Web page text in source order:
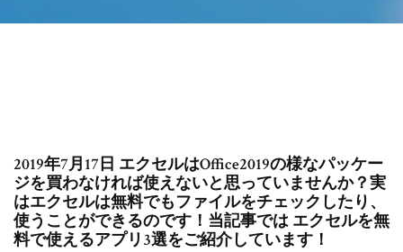
2019年7月17日 エクセルはOffice2019の様なパッケー
ジを買わなければ使えないと思っていませんか？実
はエクセルは無料でもファイルをチェックしたり、
使うことができるのです！当記事では エクセルを無
料で使えるアプリ3選をご紹介しています！